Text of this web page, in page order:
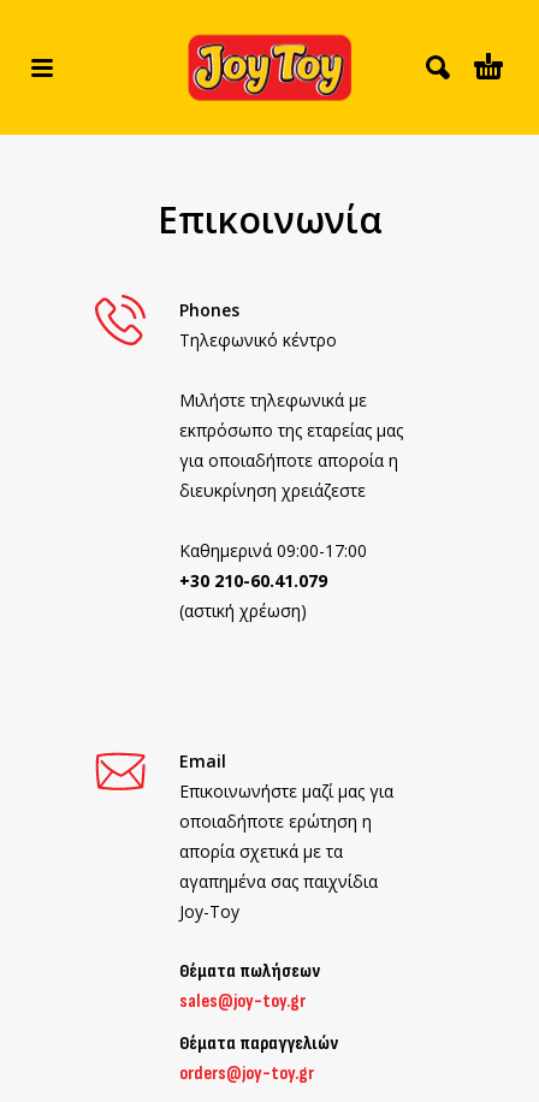
Επικοινωνία
Phones
Τηλεφωνικό κέντρο
Μιλήστε τηλεφωνικά με
εκπρόσωπο της εταρείας μας
για οποιαδήποτε αποροία η
διευκρίνηση χρειάζεστε
Καθημερινά 09:00-17:00
+30 210-60.41.079
(αστική χρέωση)
Email
Επικοινωνήστε μαζί μας για
οποιαδήποτε ερώτηση η
απορία σχετικά με τα
αγαπημένα σας παιχνίδια
Joy-Toy
Θέματα πωλήσεων
sales@joy-toy.gr
Θέματα παραγγελιών
orders@joy-toy.gr